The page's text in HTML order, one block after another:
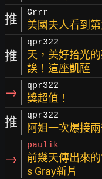
推 Grrr
美國夫人看到
推
qpr322
天，美好拾光
誒！這座凱薩
→ qpr322
獎超值！
推 qpr322
阿姐一次爆接
→
paulik
前幾天傳出來
s Gray新片